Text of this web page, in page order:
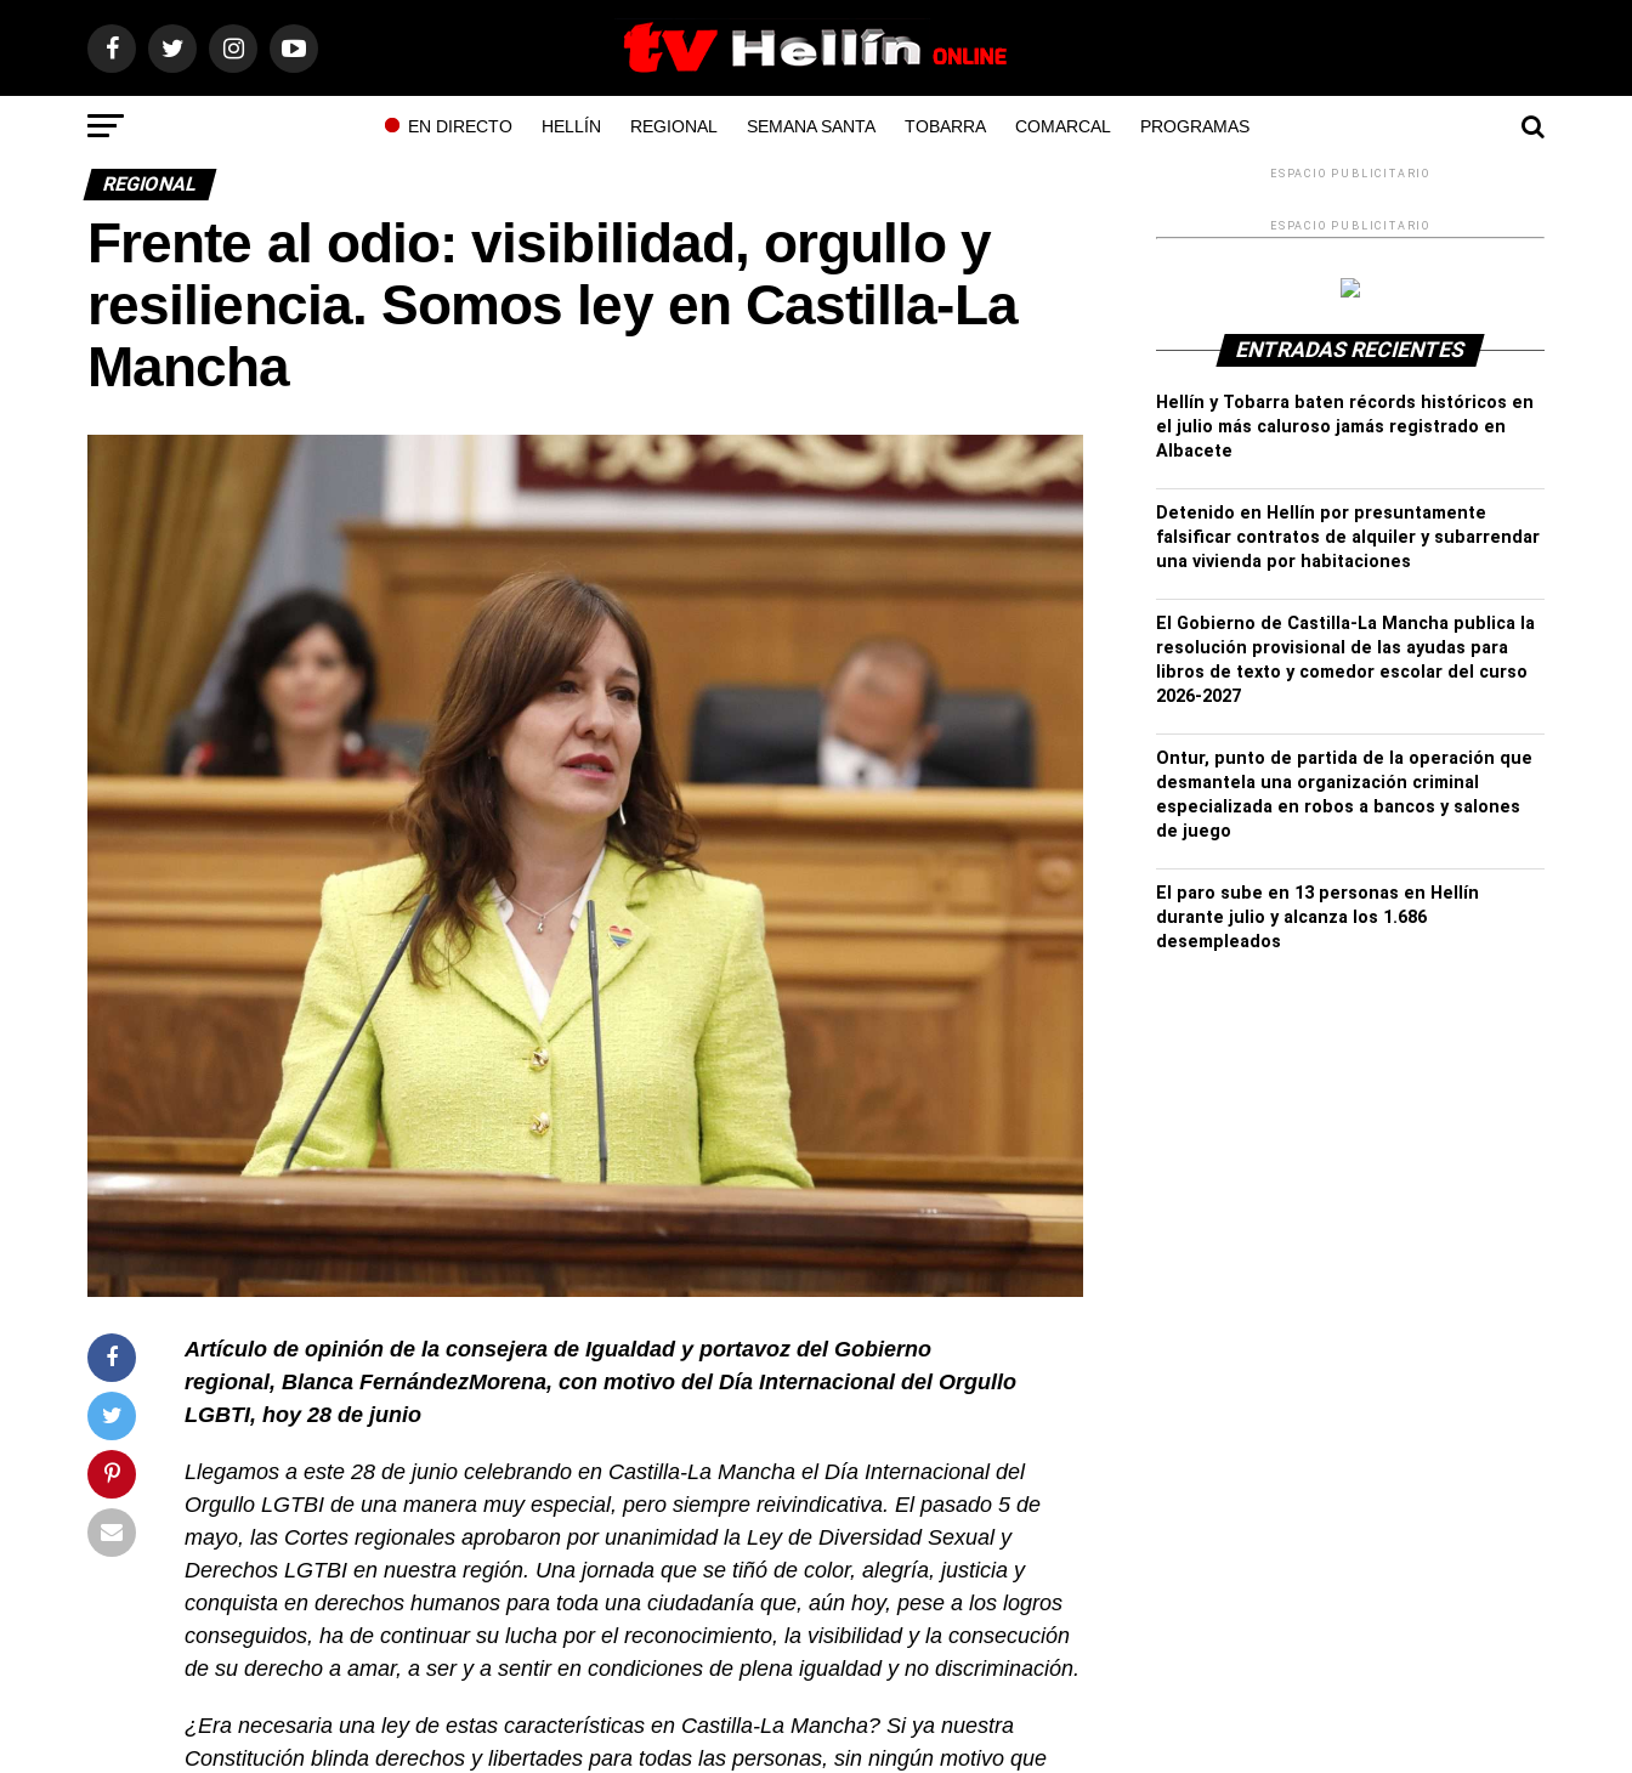
EN DIRECTO HELLÍN REGIONAL SEMANA SANTA TOBARRA COMARCAL PROGRAMAS
REGIONAL
Frente al odio: visibilidad, orgullo y
resiliencia. Somos ley en Castilla-La
Mancha
Artículo de opinión de la consejera de Igualdad y portavoz del Gobierno
regional, Blanca FernándezMorena, con motivo del Día Internacional del Orgullo
LGBTI, hoy 28 de junio
Llegamos a este 28 de junio celebrando en Castilla-La Mancha el Día Internacional del
Orgullo LGTBI de una manera muy especial, pero siempre reivindicativa. El pasado 5 de
mayo, las Cortes regionales aprobaron por unanimidad la Ley de Diversidad Sexual y
Derechos LGTBI en nuestra región. Una jornada que se tiñó de color, alegría, justicia y
conquista en derechos humanos para toda una ciudadanía que, aún hoy, pese a los logros
conseguidos, ha de continuar su lucha por el reconocimiento, la visibilidad y la consecución
de su derecho a amar, a ser y a sentir en condiciones de plena igualdady no discriminación.
¿Era necesaria una ley de estas características en Castilla-La Mancha? Si ya nuestra
Constitución blinda derechos y libertades para todas las personas, sin ningún motivo que
ESPACIO PUBLICITARIO
ESPACIO PUBLICITARIO
ENTRADAS RECIENTES
Hellín y Tobarra baten récords históricos en
el julio más caluroso jamás registrado en
Albacete
Detenido en Hellín por presuntamente
falsificar contratos de alquiler y subarrendar
una vivienda por habitaciones
El Gobierno de Castilla-La Mancha publica la
resolución provisional de las ayudas para
libros de texto y comedor escolar del curso
2026-2027
Ontur, punto de partida de la operación que
desmantela una organización criminal
especializada en robos a bancos y salones
de juego
El paro sube en 13 personas en Hellín
durante julio y alcanza los 1.686
desempleados